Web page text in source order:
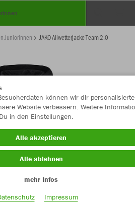
Juniorinnen JAKO Allwetterjacke Team 2.0
können wir dir personalisierte
Website verbessern. Weitere
in den Einstellungen.
Alle akzeptieren
Alle ablehnen
mehr Infos
Impressum